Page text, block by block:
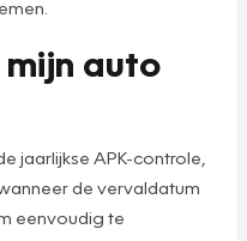
auto
jaarlijkse APK-controle,
de vervaldatum
eenvoudig te